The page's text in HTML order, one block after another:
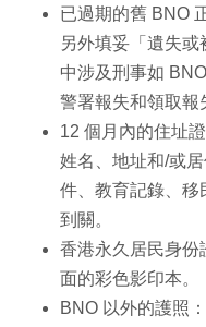
已過期的舊 BNO
另外填妥「遺失
中涉及刑事如
警署報失和領取報
12 個月內的住址
姓名、地址和/或
件、教育記錄、移
到關。
香港永久居民身份
面的彩色影印本。
BNO 以外的護照